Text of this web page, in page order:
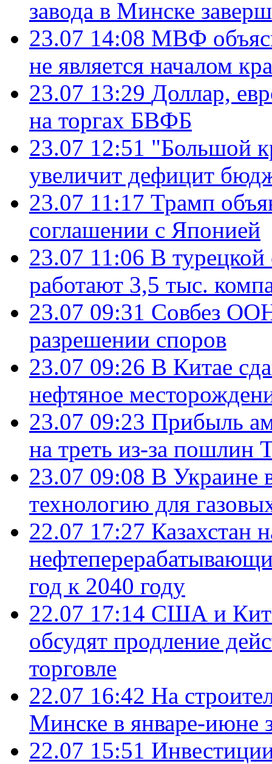
завода в Минске
23.07 14:08 МВФ
не является началом
23.07 13:29 Доллар,
на торгах БВФБ
23.07 12:51 "Большой
увеличит дефицит
23.07 11:17 Трамп
соглашении с Японией
23.07 11:06 В
работают 3,5 тыс.
23.07 09:31 Совбез
разрешении споров
23.07 09:26 В Китае
нефтяное
23.07 09:23 Прибыль
на треть из-за пошлин
23.07 09:08 В Украине
технологию для
22.07 17:27 Казахстан
год к 2040 году
22.07 17:14 США и
обсудят продление
торговле
22.07 16:42 На
Минске в январе-июне
22.07 15:51